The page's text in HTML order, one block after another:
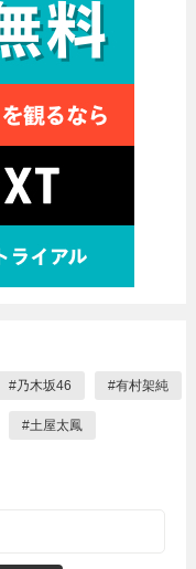
#乃木坂46 #有村架純
#土屋太鳳